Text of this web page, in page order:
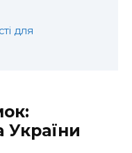
для
України